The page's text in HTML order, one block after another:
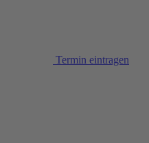
Termin eintragen